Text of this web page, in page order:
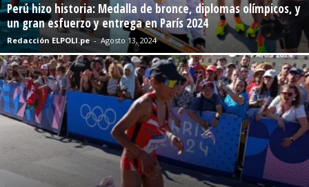
Perú hizo historia: Medalla de bronce, diplomas olímpicos, y
un gran esfuerzo y entrega en París 2024
Redacción ELPOLI.pe - Agosto 13, 2024